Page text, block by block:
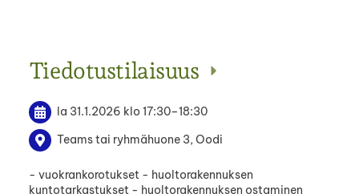
Tiedotustilaisuus
la 31.1.2026 klo 17:30–18:30
Teams tai ryhmähuone 3, Oodi
- vuokrankorotukset - huoltorakennuksen
kuntotarkastukset - huoltorakennuksen ostaminen